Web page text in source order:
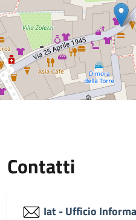
Contatti
Iat - Ufficio